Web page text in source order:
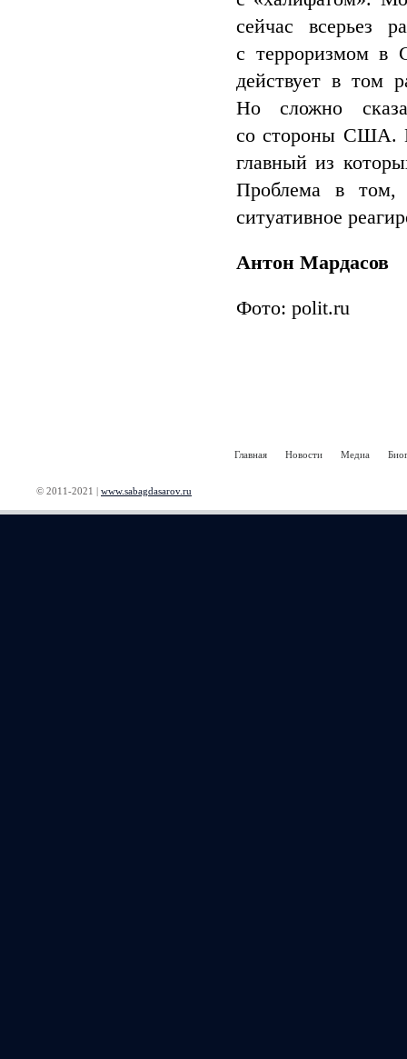
сейчас всерьез
с терроризмом в
действует в том
Но сложно
со стороны США.
главный из
Проблема в том,
ситуативное
Антон Мардасов
Фото: polit.ru
Главная Новости Медиа
© 2011-2021 | www.sabagdasarov.ru